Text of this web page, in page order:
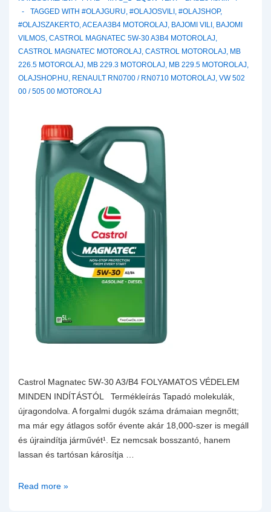
TAGGED WITH #OLAJGURU, #OLAJOSVILI , #OLAJSHOP,
#OLAJSZAKERTO,ACEA A3B4 MOTOROLAJ, BAJOMI VILI , BAJOMI
VILMOS, CASTROL MAGNATEC 5W-30 A3B4 MOTOROLAJ,
CASTROL MAGNATEC MOTOROLAJ, CASTROL MOTOROLAJ, MB
226.5 MOTOROLAJ, MB 229.3 MOTOROLAJ, MB 229.5 MOTOROLAJ,
OLAJSHOP.HU, RENAULT RN0700 / RN0710 MOTOROLAJ, VW 502
00 / 505 00 MOTOROLAJ
Castrol Magnatec 5W-30 A3/B4 FOLYAMATOS VÉDELEM
MINDEN INDÍTÁSTÓL Termékleírás Tapadó molekulák,
újragondolva. A forgalmi dugók száma drámaian megnőtt;
ma már egy átlagos sofőr évente akár 18,000-szer is megáll
és újraindítja járművét¹. Ez nemcsak bosszantó, hanem
lassan és tartósan károsítja …
Castrol
Read more »